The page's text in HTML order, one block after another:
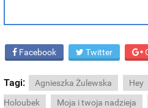
Facebook Twitter
Tagi: Agnieszka Żulewska Hey
Holoubek
Moja i twoja nadzieja